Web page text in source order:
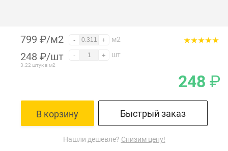
799 ₽/м2 - + м2
248 ₽/шт
3.22 штук в м2
- + шт
248 ₽
В корзину Быстрый заказ
Нашли дешевле? Снизим цену!